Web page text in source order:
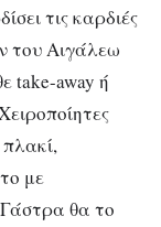
τις καρδιές
του Αιγάλεω
take-away ή
με
θα το